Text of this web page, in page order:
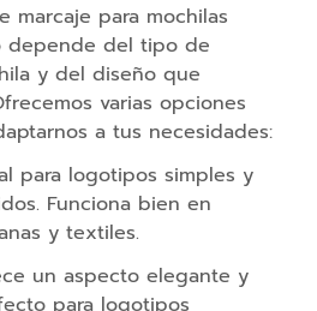
marcaje para mochilas
depende del tipo de
y del diseño que
varias opciones
a tus necesidades:
para logotipos simples y
Funciona bien en
y textiles.
un aspecto elegante y
para logotipos